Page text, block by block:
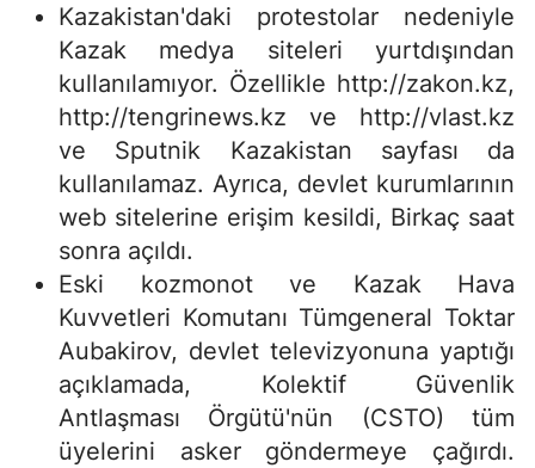
Kazakistan'daki protestolar nedeniyle
Kazak medya siteleri yurtdışından
kullanılamıyor. Özellikle http://zakon.kz,
http://tengrinews.kz ve http://vlast.kz
ve Sputnik Kazakistan sayfası da
kullanılamaz. Ayrıca, devlet kurumlarının
web sitelerine erişim kesildi, Birkaç saat
sonra açıldı.
Eski kozmonot ve Kazak Hava
Kuvvetleri Komutanı Tümgeneral Toktar
Aubakirov, devlet televizyonuna yaptığı
açıklamada, Kolektif Güvenlik
Antlaşması Örgütü'nün (CSTO) tüm
üyelerini asker göndermeye çağırdı.